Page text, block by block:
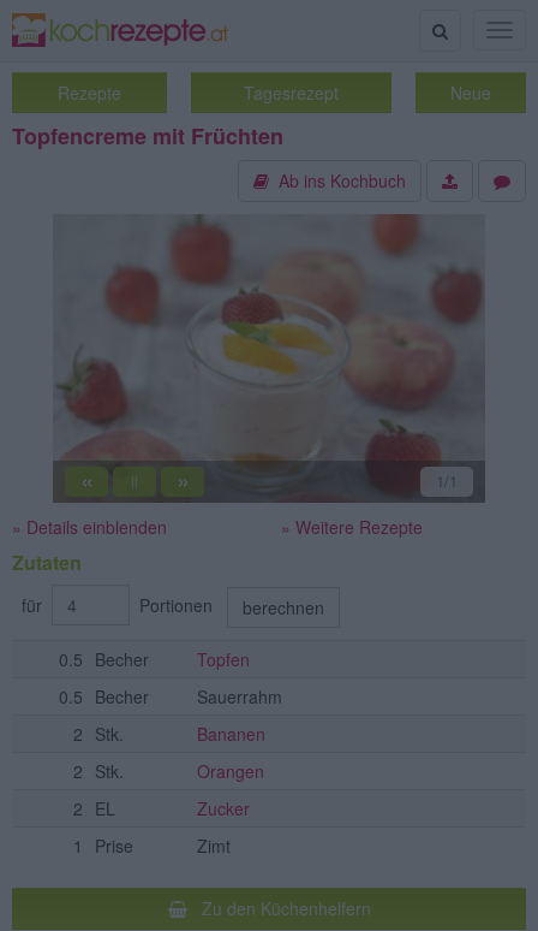
Suche
Rezepte Tagesrezept Neue
Topfencreme mit Früchten
Ab ins Kochbuch
« || » 1 /1
» Details einblenden » Weitere Rezepte
Zutaten
für Portionen berechnen
0.5 Becher
Topfen
0.5 Becher
Sauerrahm
2 Stk.
Bananen
2 Stk.
Orangen
2 EL
Zucker
1
Prise Zimt
Zu den Küchenhelfern